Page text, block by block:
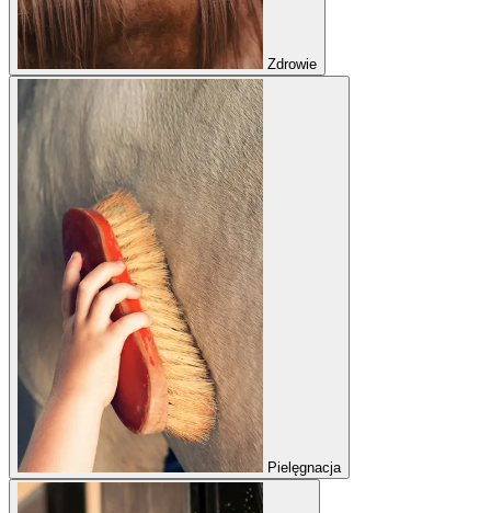
Zdrowie
Pielęgnacja